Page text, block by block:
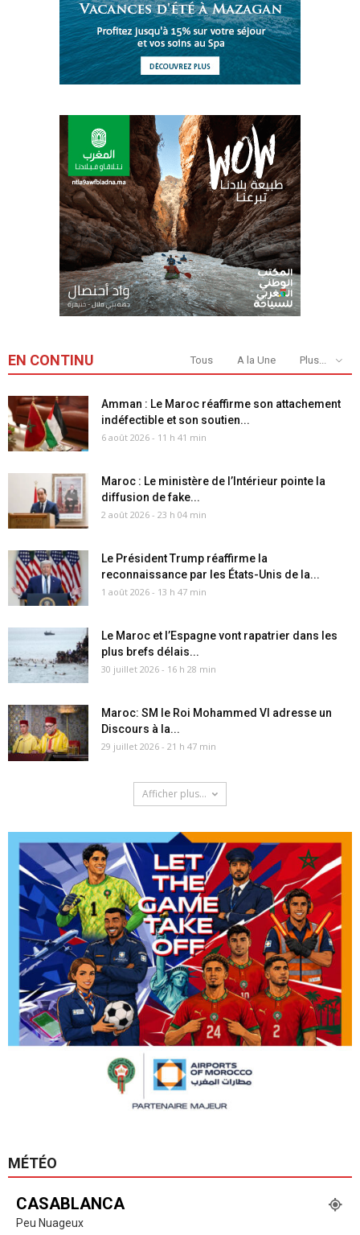
EN CONTINU Tous A la Une Plus...
Amman : Le Maroc réaffirme son attachement
indéfectible et son soutien...
6 août 2026 - 11 h 41 min
Maroc : Le ministère de l’Intérieur pointe la
diffusion de fake...
2 août 2026 - 23 h 04 min
Le Président Trump réaffirme la
reconnaissance par les États-Unis de la...
1 août 2026 - 13 h 47 min
Le Maroc et l’Espagne vont rapatrier dans les
plus brefs délais...
30 juillet 2026 - 16 h 28 min
Maroc: SM le Roi Mohammed VI adresse un
Discours à la...
29 juillet 2026 - 21 h 47 min
Afficher plus...
MÉTÉO
CASABLANCA
Peu Nuageux